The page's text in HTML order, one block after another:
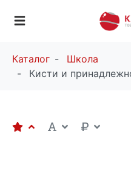
Каталог
Школа
Кисти и